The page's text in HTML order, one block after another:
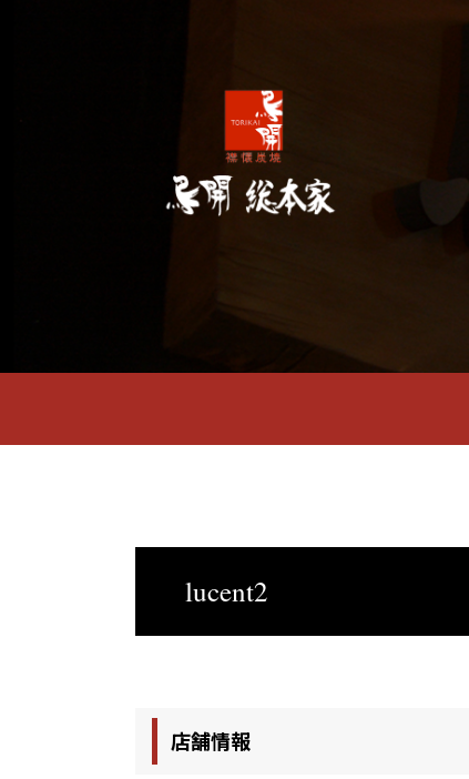
lucent2
店舗情報